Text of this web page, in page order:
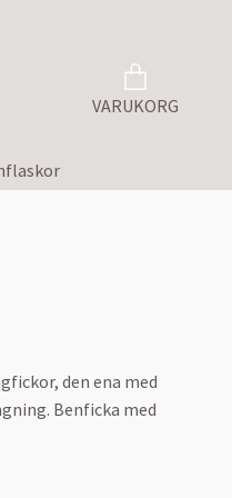
VARUKORG
den ena med
Benficka med